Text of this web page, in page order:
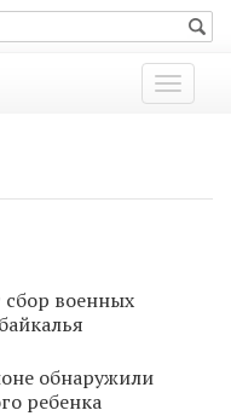
Показать
меню
военных
обнаружили
ребенка